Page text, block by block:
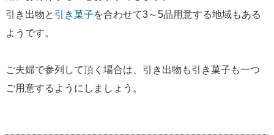
引き出物と 引き菓子を合わせて3～5品用意する地域もある
ようです。
ご夫婦で参列して頂く場合は、引き出物も引き菓子も一つ
ご用意するようにしましょう。